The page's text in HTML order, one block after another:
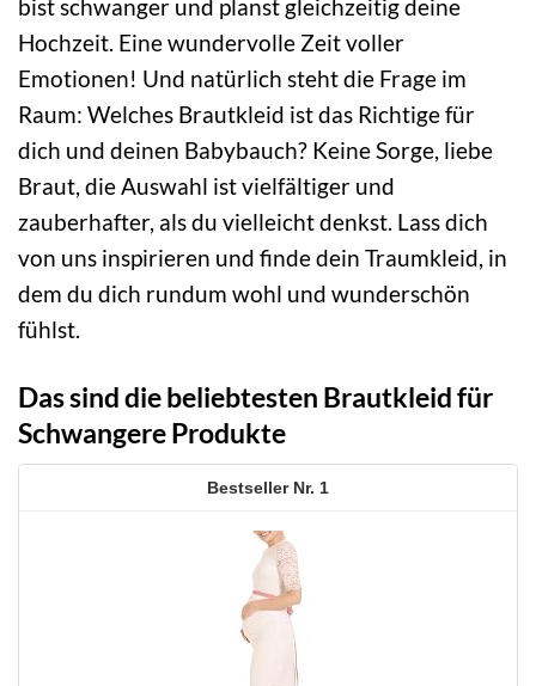
bist schwanger und planst gleichzeitig deine
Hochzeit. Eine wundervolle Zeit voller
Emotionen! Und natürlich steht die Frage im
Raum: Welches Brautkleid ist das Richtige für
dich und deinen Babybauch? Keine Sorge, liebe
Braut, die Auswahl ist vielfältiger und
zauberhafter, als du vielleicht denkst. Lass dich
von uns inspirieren und finde dein Traumkleid, in
dem du dich rundum wohl und wunderschön
fühlst.
Das sind die beliebtesten Brautkleid für
Schwangere Produkte
1